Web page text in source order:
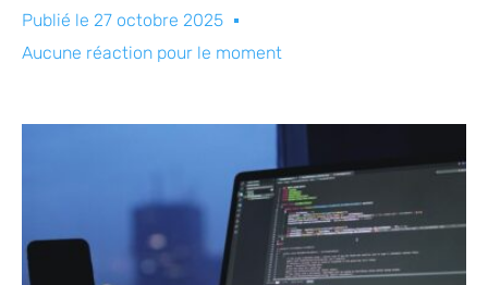
Publié le 27 octobre 2025
Aucune réaction pour le moment